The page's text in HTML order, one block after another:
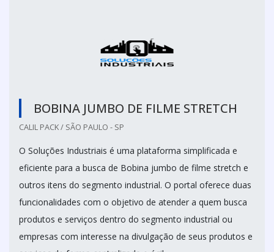
BOBINA JUMBO DE FILME STRETCH
CALIL PACK / SÃO PAULO - SP
O Soluções Industriais é uma plataforma simplificada e
eficiente para a busca de Bobina jumbo de filme stretch e
outros itens do segmento industrial. O portal oferece duas
funcionalidades com o objetivo de atender a quem busca
produtos e serviços dentro do segmento industrial ou
empresas com interesse na divulgação de seus produtos e